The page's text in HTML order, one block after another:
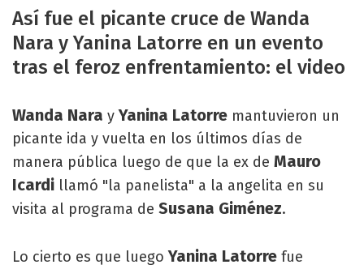
Así fue el picante cruce de Wanda
Nara y Yanina Latorre en un evento
tras el feroz enfrentamiento: el video
Wanda Nara yYanina Latorre mantuvieron un
picante ida y vuelta en los últimos días de
manera pública luego de que la ex de Mauro
Icardi llamó "la panelista" a la angelita en su
visita al programa de Susana Giménez.
Lo cierto es que luegoYanina Latorre fue